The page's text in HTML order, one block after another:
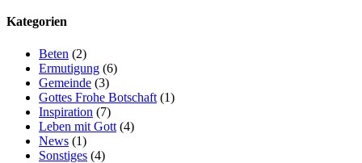
Kategorien
Beten (2)
Ermutigung (6)
Gemeinde (3)
Gottes Frohe Botschaft (1)
Inspiration (7)
Leben mit Gott (4)
News (1)
Sonstiges (4)